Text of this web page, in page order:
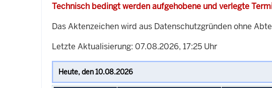
Technisch bedingt werden aufgehobene und verlegte
Das Aktenzeichen wird aus Datenschutzgründen ohne
Letzte Aktualisierung: 07.08.2026, 17:25 Uhr